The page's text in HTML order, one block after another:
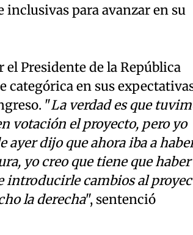
para avanzar en su
Presidente de la República
categórica en sus
"La verdad es que
votación el proyecto, pero yo
ayer dijo que ahora iba a
yo creo que tiene que haber
introducirle cambios al
la derecha", sentenció